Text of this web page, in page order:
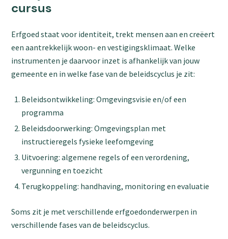
cursus
Erfgoed staat voor identiteit, trekt mensen aan en creëert
een aantrekkelijk woon- en vestigingsklimaat. Welke
instrumenten je daarvoor inzet is afhankelijk van jouw
gemeente en in welke fase van de beleidscyclus je zit:
Beleidsontwikkeling: Omgevingsvisie en/of een
programma
Beleidsdoorwerking: Omgevingsplan met
instructieregels fysieke leefomgeving
Uitvoering: algemene regels of een verordening,
vergunning en toezicht
Terugkoppeling: handhaving, monitoring en evaluatie
Soms zit je met verschillende erfgoedonderwerpen in
verschillende fases van de beleidscyclus.